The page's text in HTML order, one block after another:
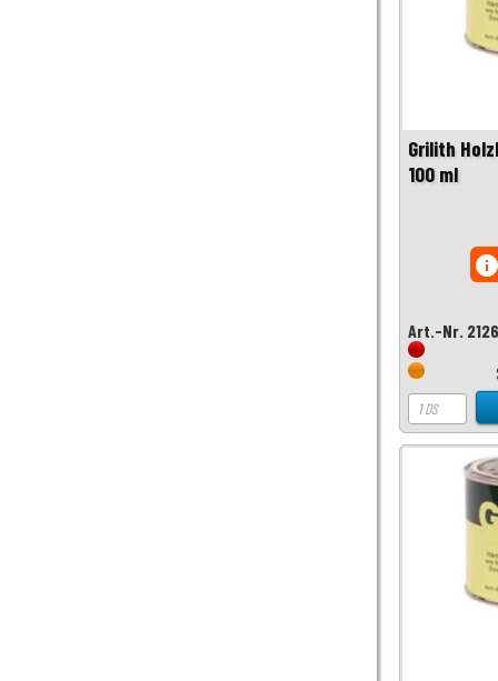
Grilith
100 ml
Art.-Nr.